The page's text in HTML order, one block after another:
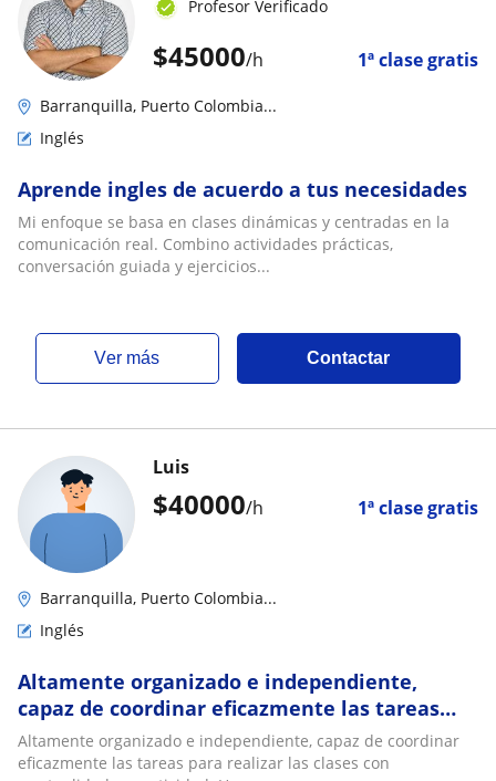
$45000/h 1ª clase gratis
Profesor Verificado
Barranquilla, Puerto Colombia...
Inglés
Aprende ingles de acuerdo a tus necesidades
Mi enfoque se basa en clases dinámicas y centradas en la
comunicación real. Combino actividades prácticas,
conversación guiada y ejercicios...
ver más Contactar
$40000/h 1ª clase gratis
Luis
Barranquilla, Puerto Colombia...
Inglés
Altamente organizado e independiente,
capaz de coordinar eficazmente las tareas
para realizar las clases con puntualidad y
creativ
Altamente organizado e independiente, capaz de coordinar
eficazmente las tareas para realizar las clases con